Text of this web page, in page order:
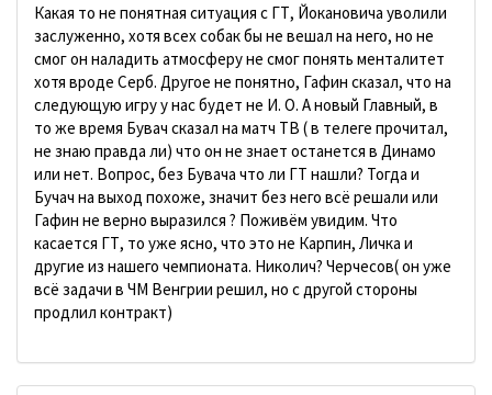
Какая то не понятная ситуация с ГТ, Йокановича уволили
заслуженно, хотя всех собак бы не вешал на него, но не
смог он наладить атмосферу не смог понять менталитет
хотя вроде Серб. Другое не понятно, Гафин сказал, что на
следующую игру у нас будет не И. О. А новый Главный, в
то же время Бувач сказал на матч ТВ ( в телеге прочитал,
не знаю правда ли) что он не знает останется в Динамо
или нет. Вопрос, без Бувача что ли ГТ нашли? Тогда и
Бучач на выход похоже, значит без него всё решали или
Гафин не верно выразился ? Поживём увидим. Что
касается ГТ, то уже ясно, что это не Карпин, Личка и
другие из нашего чемпионата. Николич? Черчесов( он уже
всё задачи в ЧМ Венгрии решил, но с другой стороны
продлил контракт)